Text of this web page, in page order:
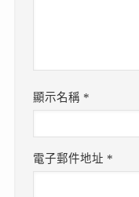
顯示名稱 *
電子郵件地址 *